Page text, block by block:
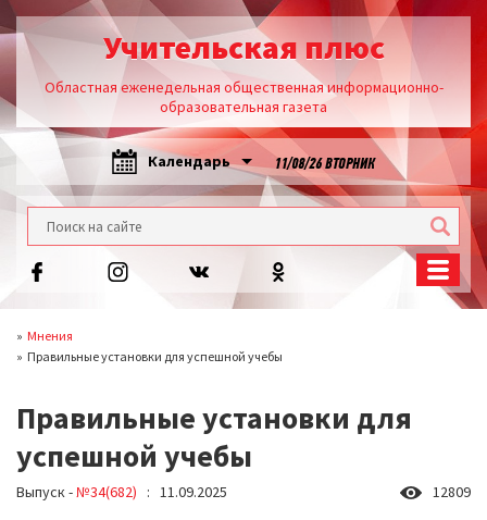
Учительская плюс
Областная еженедельная общественная информационно-
образовательная газета
Календарь 11/08/26 ВТОРНИК
Мнения
Правильные установки для успешной учебы
Правильные установки для
успешной учебы
Выпуск -№34(682) : 11.09.2025 12809